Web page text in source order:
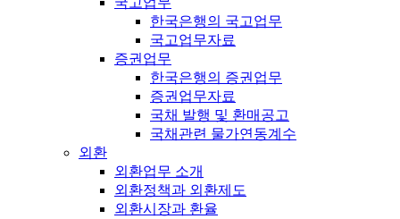
한국은행의 국고업무
국고업무자료
증권업무
한국은행의 증권업무
증권업무자료
국채 발행 및 환매공고
국채관련 물가연동계수
외환
외환업무 소개
외환정책과 외환제도
외환시장과 환율